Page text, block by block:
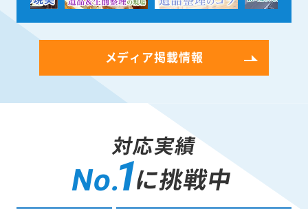
メディア掲載情報
対応実績
No.1に挑戦中